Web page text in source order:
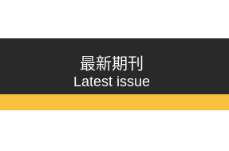
最新期刊
Latest issue